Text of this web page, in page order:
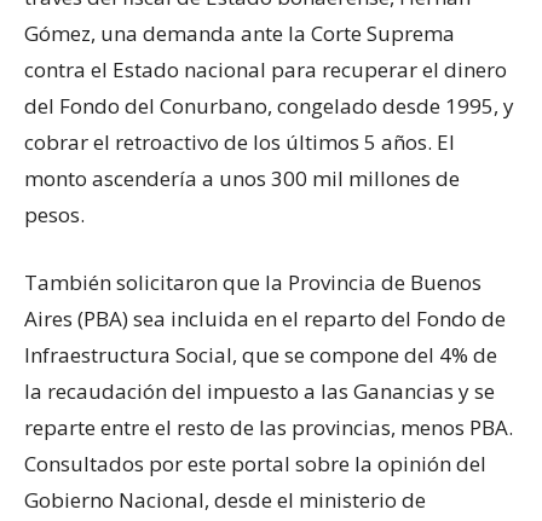
Gómez, una demanda ante la Corte Suprema
contra el Estado nacional para recuperar el dinero
del Fondo del Conurbano, congelado desde 1995, y
cobrar el retroactivo de los últimos 5 años. El
monto ascendería a unos 300 mil millones de
pesos.
También solicitaron que la Provincia de Buenos
Aires (PBA) sea incluida en el reparto del Fondo de
Infraestructura Social, que se compone del 4% de
la recaudación del impuesto a las Ganancias y se
reparte entre el resto de las provincias, menos PBA.
Consultados por este portal sobre la opinión del
Gobierno Nacional, desde el ministerio de